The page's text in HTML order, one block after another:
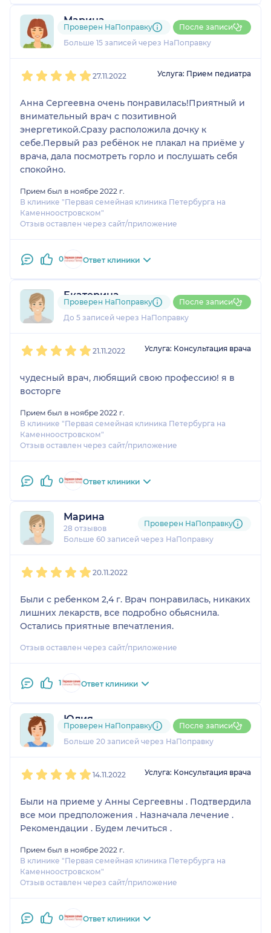
Марина
1 отзыви3 оценки
Больше 15 записей через НаПоправку
Проверен НаПоправку После записи
27.11.2022 Услуга: Прием педиатра
Анна Сергеевна очень понравилась!Приятный и
внимательный врач с позитивной
энергетикой.Сразу расположила дочку к
себе.Первый раз ребёнок не плакал на приёме у
врача, дала посмотреть горло и послушать себя
спокойно.
Прием был в ноябре 2022 г.
В клинике "Первая семейная клиника Петербурга на
Каменноостровском"
Отзыв оставлен через сайт/приложение
0 Ответ клиники
Екатерина
1 отзыв
До 5 записей через НаПоправку
Проверен НаПоправку После записи
21.11.2022 Услуга: Консультация врача
чудесный врач, любящий свою профессию! я в
восторге
Прием был в ноябре 2022 г.
В клинике "Первая семейная клиника Петербурга на
Каменноостровском"
Отзыв оставлен через сайт/приложение
0 Ответ клиники
Марина
28 отзывов
Больше 60 записей через НаПоправку
Проверен НаПоправку
20.11.2022
Были с ребенком 2,4 г. Врач понравилась, никаких
лишних лекарств, все подробно обьяснила.
Остались приятные впечатления.
Отзыв оставлен через сайт/приложение
1 Ответ клиники
Юлия
12 отзывови1 оценка
Больше 20 записей через НаПоправку
Проверен НаПоправку После записи
14.11.2022 Услуга: Консультация врача
Были на приеме у Анны Сергеевны . Подтвердила
все мои предположения . Назначала лечение .
Рекомендации . Будем лечиться .
Прием был в ноябре 2022 г.
В клинике "Первая семейная клиника Петербурга на
Каменноостровском"
Отзыв оставлен через сайт/приложение
0 Ответ клиники